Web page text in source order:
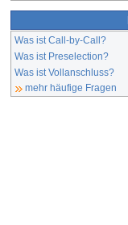
Was ist Call-by-Call?
Was ist Preselection?
Was ist Vollanschluss?
mehr häufige Fragen